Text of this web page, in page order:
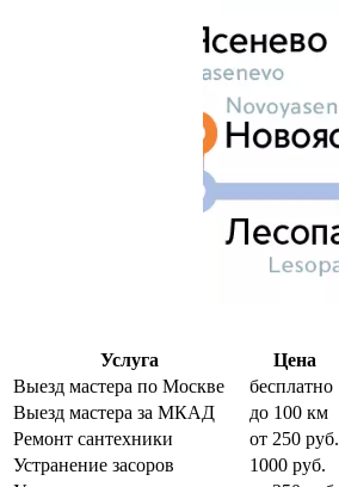
Услуга
Цена
Выезд мастера по Москве
бесплатно
Выезд мастера за МКАД
до 100 км
Ремонт сантехники
от 250 руб.
Устранение засоров
1000 руб.